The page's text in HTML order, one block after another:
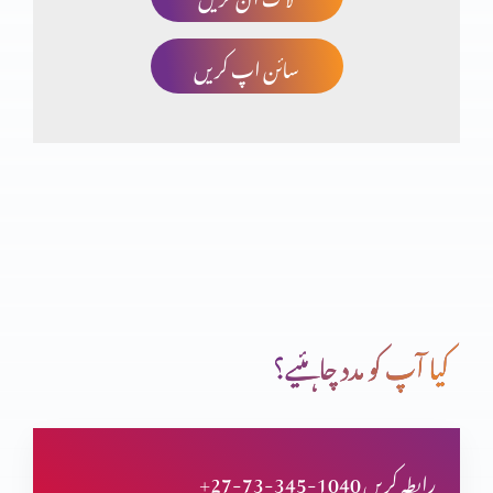
برکت کو ضائع کرنا
کیا خداوند یسوع مسیح خدا ہے؟
سائن اپ کریں
کیا آپ کو مدد چاہئیے؟
+27-73-345-1040 رابطہ کریں